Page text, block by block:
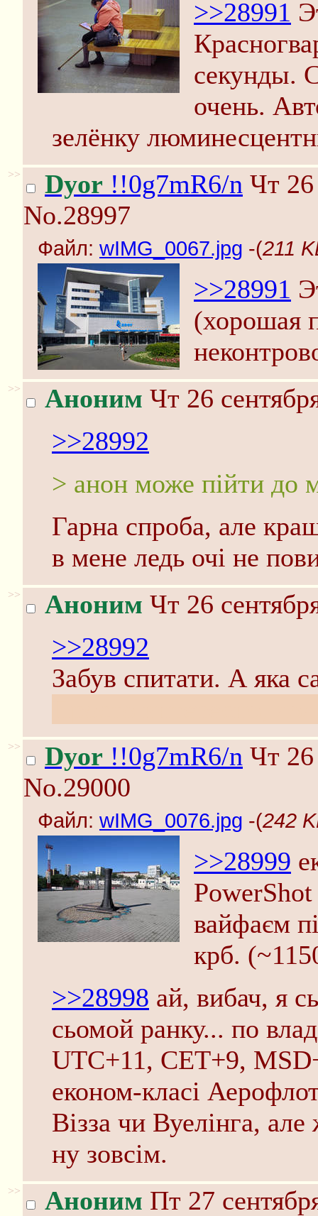
>>28991
секунды.
очень.
зелёнку
>> Dyor !!0g7mR6/n Чт 26
No.28997
Файл: wIMG_0067.jpg -(211
>>28991
(хорошая
>> Аноним Чт 26
>>28992
> анон може пiйти до
Гарна спроба, але
в мене ледь очі не
>> Аноним Чт 26
>>28992
Забув спитати. А яка
>> Dyor !!0g7mR6/n Чт 26
No.29000
Файл: wIMG_0076.jpg -(242
>>28999
вайфаєм
крб.
>>28998 ай, вибач, я
сьомой ранку... по
UTC+11, CET+9,
економ-класi
Вiзза чи Вуелiнга,
ну зовсiм.
>> Аноним Пт 27